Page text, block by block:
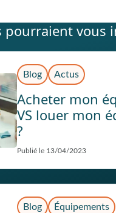
pourraient vous
Blog Actus
Acheter mon
VS louer mon
?
Publié le 13/04/2023
Blog Équipements